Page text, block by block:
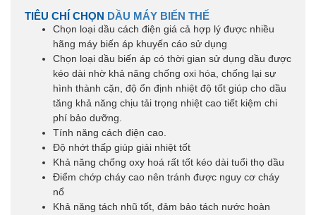
TIÊU CHÍ CHỌN DẦU MÁY BIẾN THẾ
Chọn loại dầu cách điện giá cả hợp lý được nhiều
hãng máy biến áp khuyến cáo sử dụng
Chọn loại dầu biến áp có thời gian sử dụng dầu được
kéo dài nhờ khả năng chống oxi hóa, chống lại sự
hình thành cặn, độ ổn định nhiệt độ tốt giúp cho dầu
tăng khả năng chịu tải trọng nhiệt cao tiết kiệm chi
phí bảo dưỡng.
Tính năng cách điện cao.
Độ nhớt thấp giúp giải nhiệt tốt
Khả năng chống oxy hoá rất tốt kéo dài tuổi thọ dầu
Điểm chớp cháy cao nên tránh được nguy cơ cháy
nổ
Khả năng tách nhũ tốt, đảm bảo tách nước hoàn